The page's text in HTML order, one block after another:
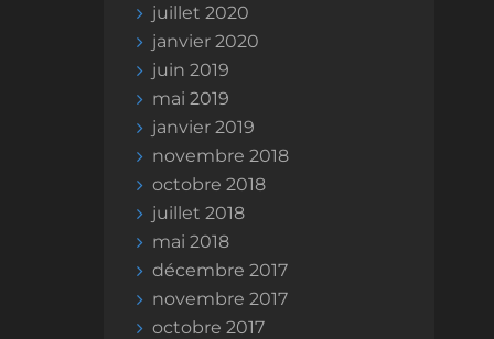
juillet 2020
janvier 2020
juin 2019
mai 2019
janvier 2019
novembre 2018
octobre 2018
juillet 2018
mai 2018
décembre 2017
novembre 2017
octobre 2017